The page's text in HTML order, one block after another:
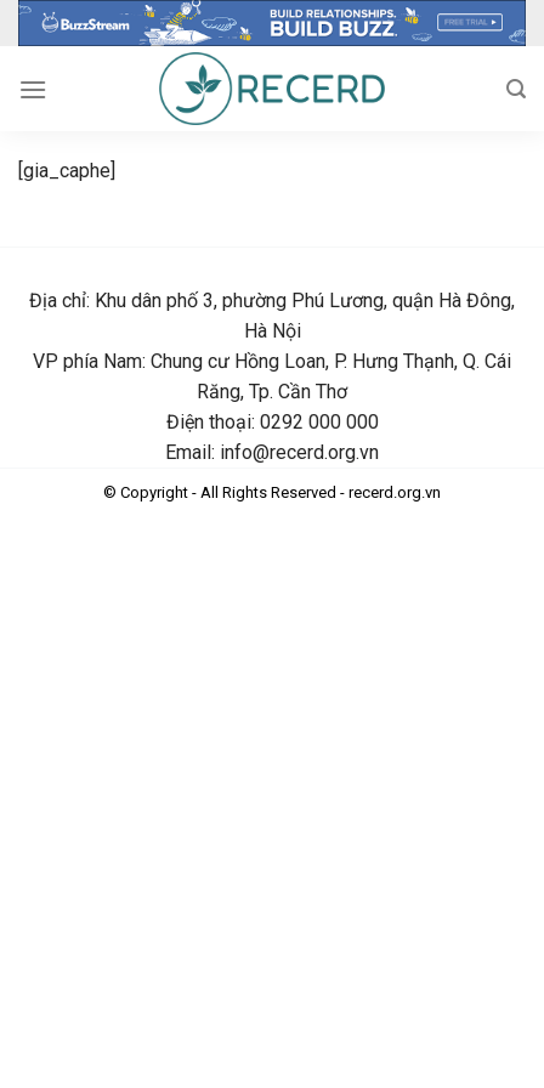
Skip
content
[gia_caphe]
Địa chỉ: Khu dân phố 3, phường Phú Lương, quận Hà Đông,
Hà Nội
VP phía Nam: Chung cư Hồng Loan, P. Hưng Thạnh, Q. Cái
Răng, Tp. Cần Thơ
Điện thoại: 0292 000 000
Email: info@recerd.org.vn
© Copyright - All Rights Reserved - recerd.org.vn